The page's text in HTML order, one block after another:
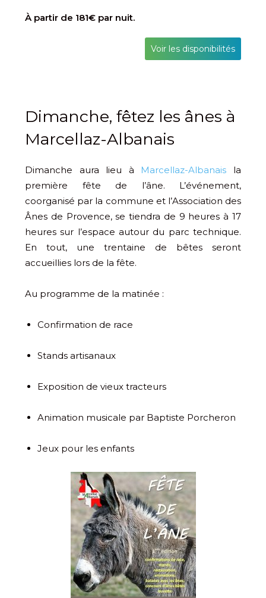
À partir de 181€ par nuit.
Voir les disponibilités
Dimanche, fêtez les ânes à
Marcellaz-Albanais
Dimanche aura lieu à Marcellaz-Albanais la
première fête de l’âne. L’événement,
coorganisé par la commune et l’Association des
Ânes de Provence, se tiendra de 9 heures à 17
heures sur l’espace autour du parc technique.
En tout, une trentaine de bêtes seront
accueillies lors de la fête.
Au programme de la matinée :
Confirmation de race
Stands artisanaux
Exposition de vieux tracteurs
Animation musicale par Baptiste Porcheron
Jeux pour les enfants